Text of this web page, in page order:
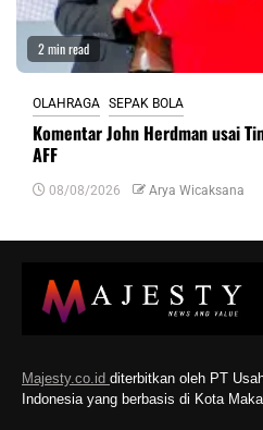
2 min read
OLAHRAGA SEPAK BOLA
Komentar John Herdman usai
AFF
08/08/2026 Arya Wicaksana
Majesty.co.id diterbitkan oleh PT
Indonesia yang berbasis di Kota